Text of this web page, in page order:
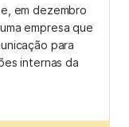
em dezembro
empresa que
para
internas da